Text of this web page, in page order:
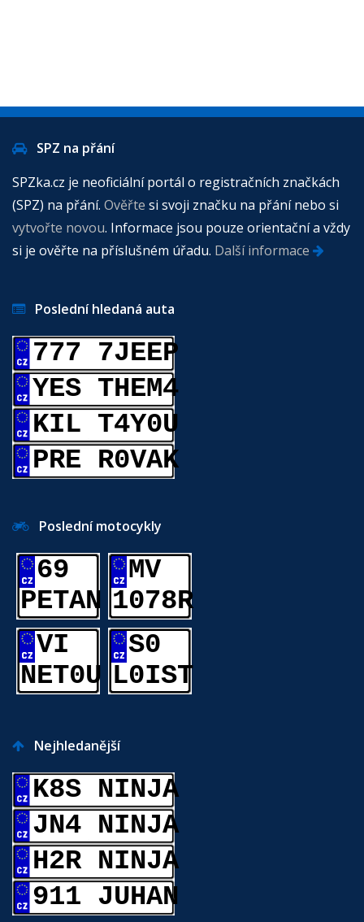
SPZ na přání
SPZka.cz je neoficiální portál o registračních značkách
(SPZ) na přání. Ověřte si svoji značku na přání nebo si
vytvořte novou. Informace jsou pouze orientační a vždy
si je ověřte na příslušném úřadu. Další informace
Poslední hledaná auta
777 7JEEP
YES THEM4
KIL T4Y0U
PRE R0VAK
Poslední motocykly
69
PETAN
MV
1078R
VI
NET0U
S0
L0IST
Nejhledanější
K8S NINJA
JN4 NINJA
H2R NINJA
911 JUHAN